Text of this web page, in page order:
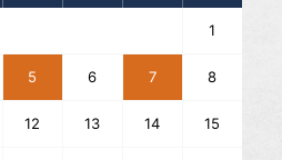
1
5 6 7 8
12 13 14 15